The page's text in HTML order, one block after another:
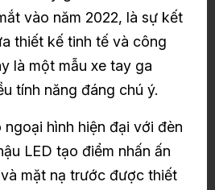
vào năm 2022, là sự kết
thiết kế tinh tế và công
là một mẫu xe tay ga
tính năng đáng chú ý.
hình hiện đại với đèn
LED tạo điểm nhấn ấn
mặt nạ trước được thiết